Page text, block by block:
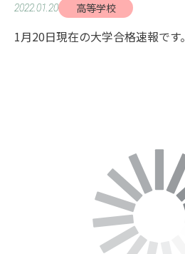
2022.01.20 高等学校
1月20日現在の大学合格速報です。